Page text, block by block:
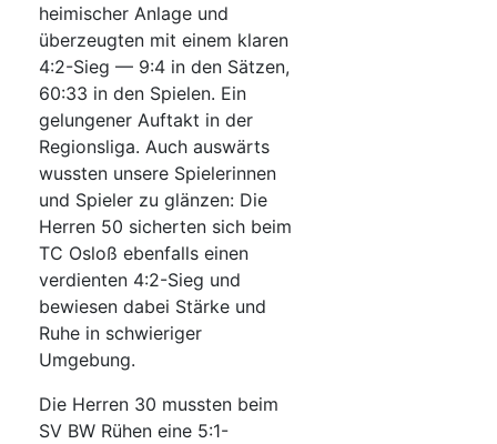
heimischer Anlage und
überzeugten mit einem klaren
4:2-Sieg — 9:4 in den Sätzen,
60:33 in den Spielen. Ein
gelungener Auftakt in der
Regionsliga. Auch auswärts
wussten unsere Spielerinnen
und Spieler zu glänzen: Die
Herren 50 sicherten sich beim
TC Osloß ebenfalls einen
verdienten 4:2-Sieg und
bewiesen dabei Stärke und
Ruhe in schwieriger
Umgebung.
Die Herren 30 mussten beim
SV BW Rühen eine 5:1-